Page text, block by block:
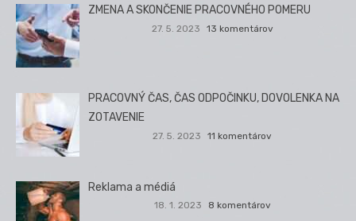
ZMENA A SKONČENIE PRACOVNÉHO POMERU
27. 5. 2023 13 komentárov
PRACOVNÝ ČAS, ČAS ODPOČINKU, DOVOLENKA NA
ZOTAVENIE
27. 5. 2023 11 komentárov
Reklama a médiá
18. 1. 2023 8 komentárov